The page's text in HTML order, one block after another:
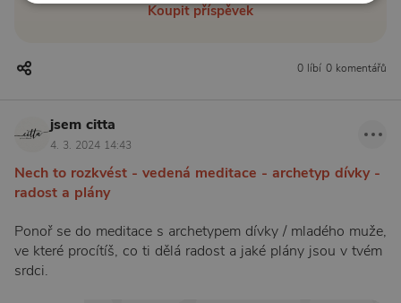
Koupit příspěvek
0 líbí 0 komentářů
jsem citta
4. 3. 2024 14:43
Nech to rozkvést - vedená meditace - archetyp dívky -
radost a plány
Ponoř se do meditace s archetypem dívky / mladého muže,
ve které procítíš, co ti dělá radost a jaké plány jsou v tvém
srdci.